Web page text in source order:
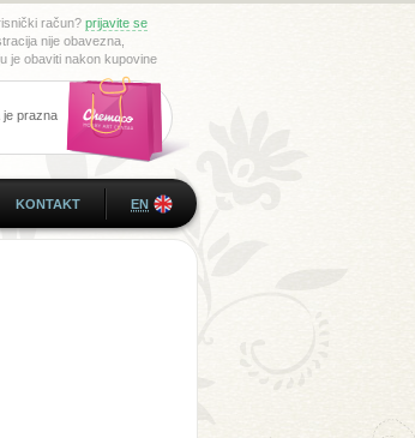
račun? prijavite se
nije obavezna,
je obaviti nakon kupovine
je prazna
KONTAKT EN